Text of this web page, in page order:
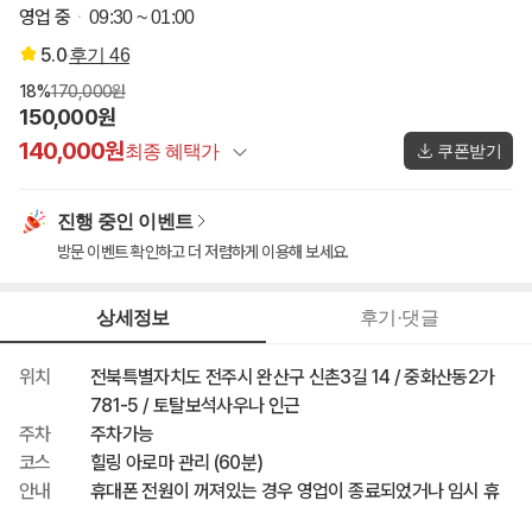
영업 중 09:30 ~ 01:00
5.0후기46
18%170,000원
150,000원
140,000원최종 혜택가 쿠폰받기
건마에반하다 특별할인
이벤트 할인
최종 혜택가 140,000원
진행 중인 이벤트
방문 이벤트 확인하고 더 저렴하게 이용해 보세요.
상세정보 후기·댓글
위치
전북특별자치도 전주시 완산구 신촌3길 14 / 중화산동2가
781-5 / 토탈보석사우나 인근
주차
주차가능
코스
힐링 아로마 관리 (60분)
안내
휴대폰 전원이 꺼져있는 경우 영업이 종료되었거나 임시 휴